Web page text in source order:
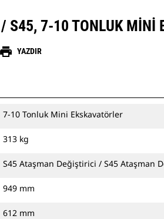
S45, 7-10 TONLUK MINI
print YAZDIR
7-10 Tonluk Mini Ekskavatörler
313 kg
S45 Ataşman Değiştirici / S45 Ataşman
949 mm
612 mm